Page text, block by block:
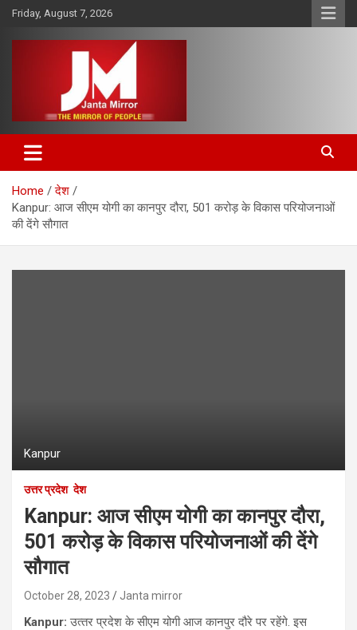
Skip
content
Friday, August 7, 2026
Janta Mirror
Home
देश
Kanpur: आज सीएम योगी का कानपुर दौरा, 501 करोड़ के विकास परियोजनाओं
की देंगे सौगात
Kanpur
उत्तर प्रदेश देश
Kanpur: आज सीएम योगी का कानपुर दौरा,
501 करोड़ के विकास परियोजनाओं की देंगे
सौगात
October 28, 2023 Janta mirror
Kanpur: उत्‍तर प्रदेश के सीएम योगी आज कानपुर दौरे पर रहेंगे. इस